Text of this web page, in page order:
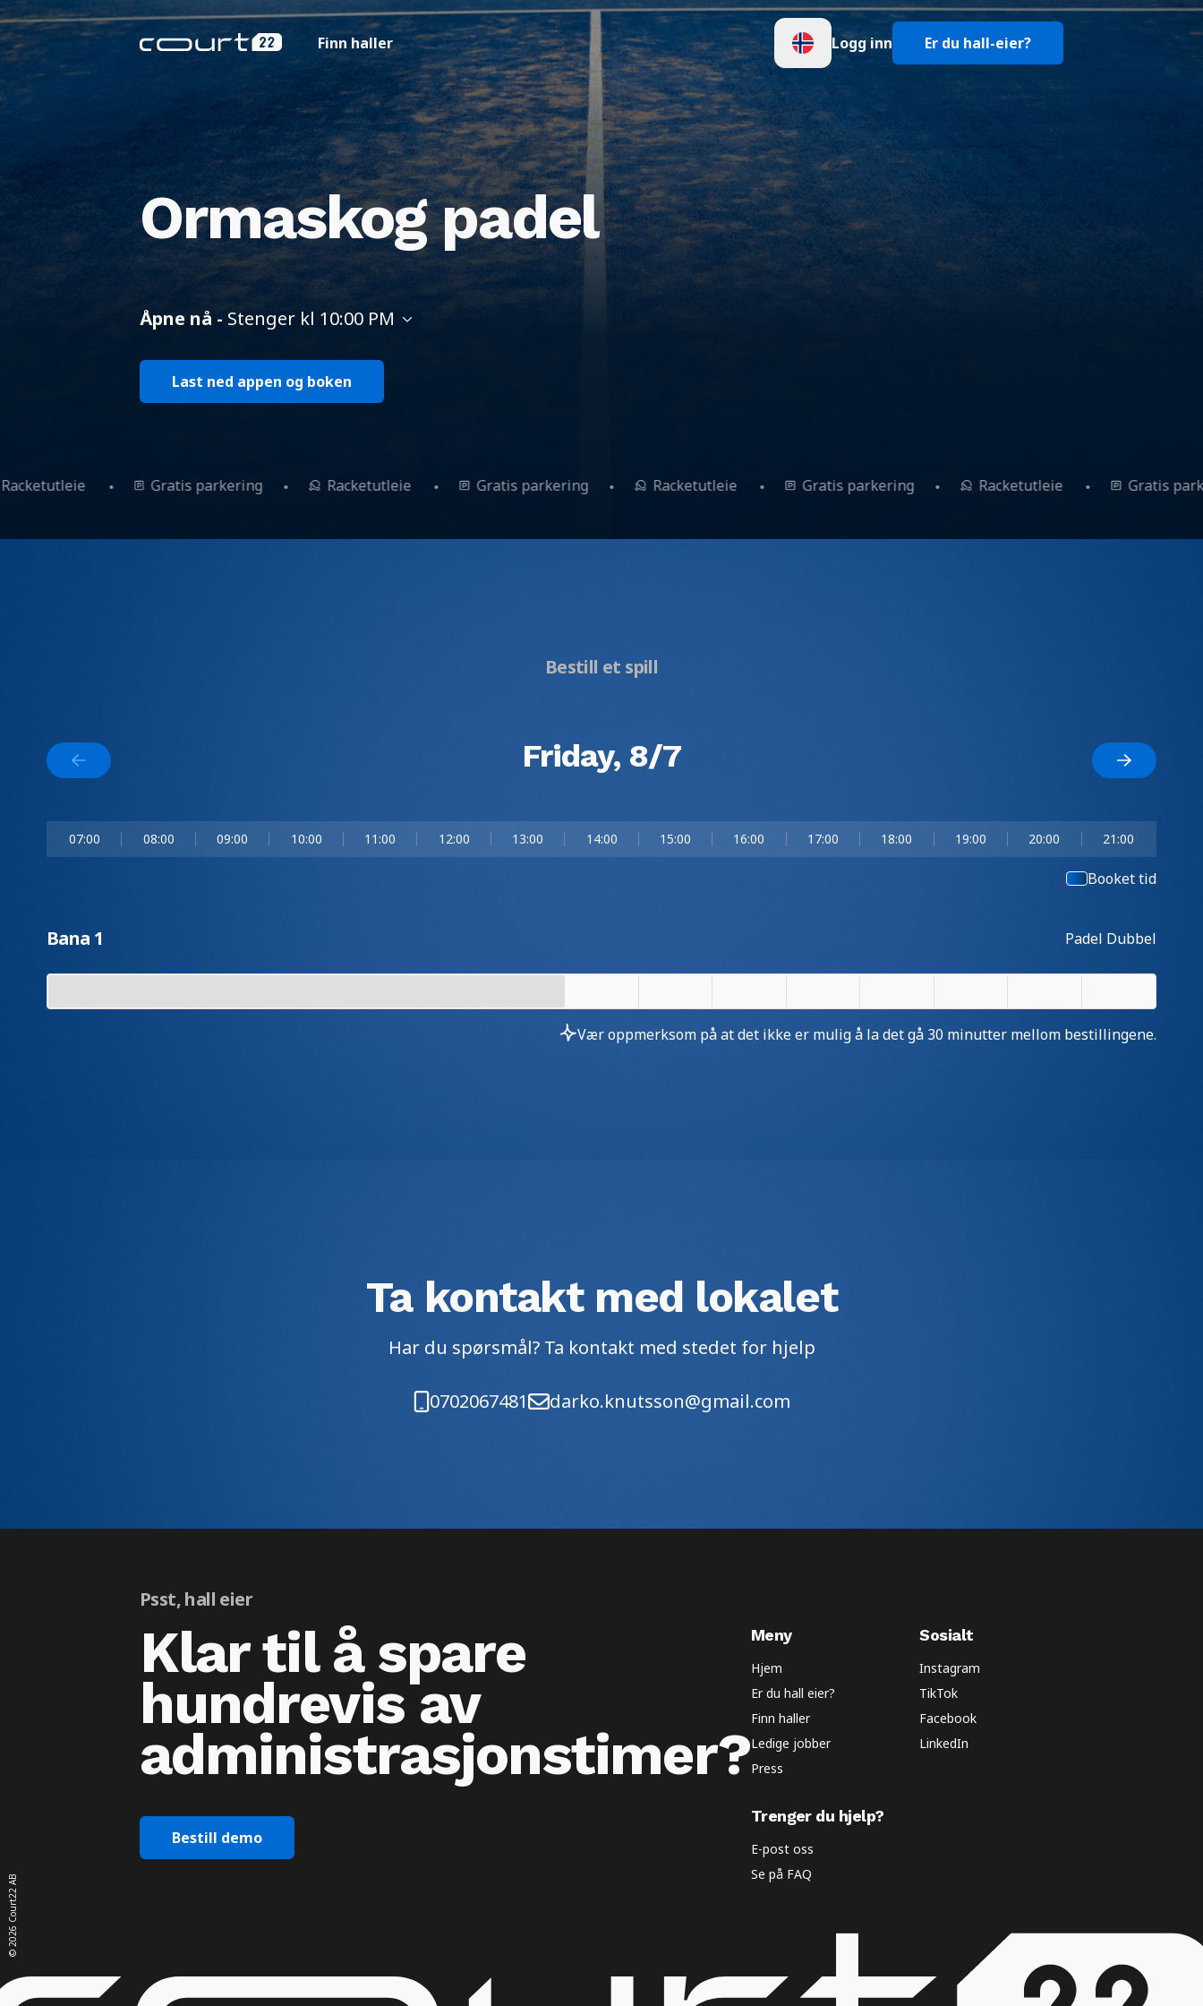
Finn haller Logg inn Er du hall-eier?
Ormaskog padel
Åpne nå - Stenger kl 10:00 PM
Last ned appen og boken
Racketutleie Gratis parkering Racketutleie Gratis parkering Racketutleie Gratis parkering Racketutleie Gratis
Bestill et spill
Friday, 8/7
07:00 08:00 09:00 10:00 11:00 12:00 13:00 14:00 15:00 16:00 17:00 18:00 19:00 20:00 21:00
Booket tid
Bana 1 Padel Dubbel
Vær oppmerksom på at det ikke er mulig å la det gå 30 minutter mellom bestillingene.
Ta kontakt med lokalet
Har du spørsmål? Ta kontakt med stedet for hjelp
0702067481 darko.knutsson@gmail.com
Psst, hall eier
Klar til å spare
hundrevis av
administrasjonstimer?
Bestill demo
Meny
Hjem
Er du hall eier?
Finn haller
Ledige jobber
Press
Trenger du hjelp?
E-post oss
Se på FAQ
Sosialt
Instagram
TikTok
Facebook
LinkedIn
©
2026
Court22 AB